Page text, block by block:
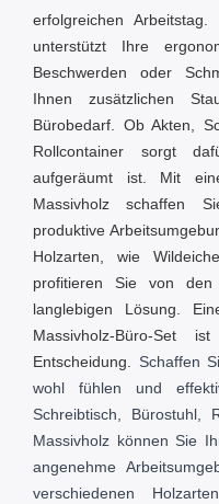
erfolgreichen
unterstützt Ihre
Beschwerden oder
Ihnen zusätzlichen
Bürobedarf. Ob Akten,
Rollcontainer sorgt
aufgeräumt ist. Mit
Massivholz schaffen
produktive
Holzarten, wie
profitieren Sie von den
langlebigen Lösung.
Massivholz-Büro-Set
Entscheidung. Schaffen
wohl fühlen und
Schreibtisch, Bürostuhl,
Massivholz können Sie
angenehme
verschiedenen